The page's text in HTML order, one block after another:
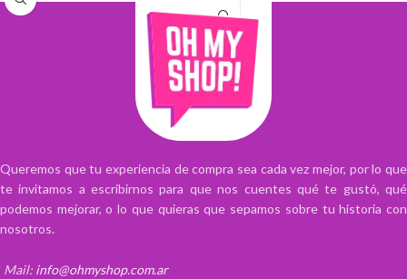
una mejor organización. Con percha
para colgar y manija de mano.
aprovechar al máximo cualquier
espacio.
Es ideal para el orden de escritorios,
salas de estar, salas de estudio,
vestuarios, papelería, aparatos
eléctricos, cosméticos, etc.
Queremos que tu experiencia de compra sea cada vez mejor, por lo que
te invitamos a escribirnos para que nos cuentes qué te gustó, qué
podemos mejorar, o lo que quieras que sepamos sobre tu historia con
nosotros.
Mail: info@ohmyshop.com.ar